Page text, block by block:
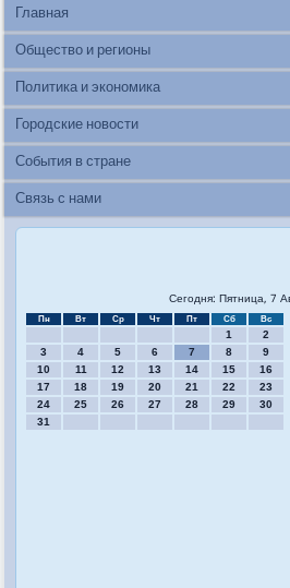
Главная
Общество и регионы
Политика и экономика
Городские новости
События в стране
Связь с нами
Сегодня: Пятница, 7
Пн Вт Ср Чт Пт Сб Вс
1
2
3
4 5 6 7 8
9
10
11 12 13 14 15
16
17
18 19 20 21 22
23
24
25 26 27 28 29
30
31